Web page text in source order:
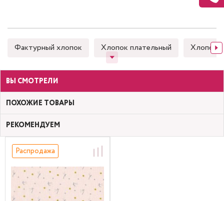
Фактурный хлопок Хлопок плательный Хлопок
ВЫ СМОТРЕЛИ
ПОХОЖИЕ ТОВАРЫ
РЕКОМЕНДУЕМ
Распродажа